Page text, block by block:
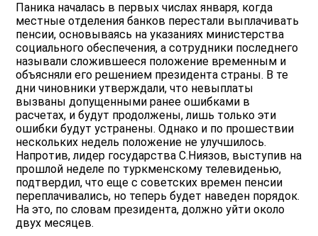
Паника началась в первых числах января, когда
местные отделения банков перестали выплачивать
пенсии, основываясь на указаниях министерства
социального обеспечения, а сотрудники последнего
называли сложившееся положение временным и
объясняли его решением президента страны. В те
дни чиновники утверждали, что невыплаты
вызваны допущенными ранее ошибками в
расчетах, и будут продолжены, лишь только эти
ошибки будут устранены. Однако и по прошествии
нескольких недель положение не улучшилось.
Напротив, лидер государства С.Ниязов, выступив на
прошлой неделе по туркменскому телевиденью,
подтвердил, что еще с советских времен пенсии
переплачивались, но теперь будет наведен порядок.
На это, по словам президента, должно уйти около
двух месяцев.